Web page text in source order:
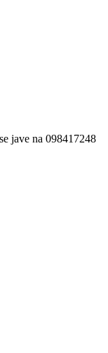
jave na 098417248